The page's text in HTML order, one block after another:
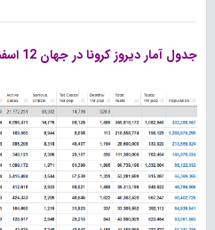
جدول آمار دیروز کرونا در جهان 12 اسفند 1399